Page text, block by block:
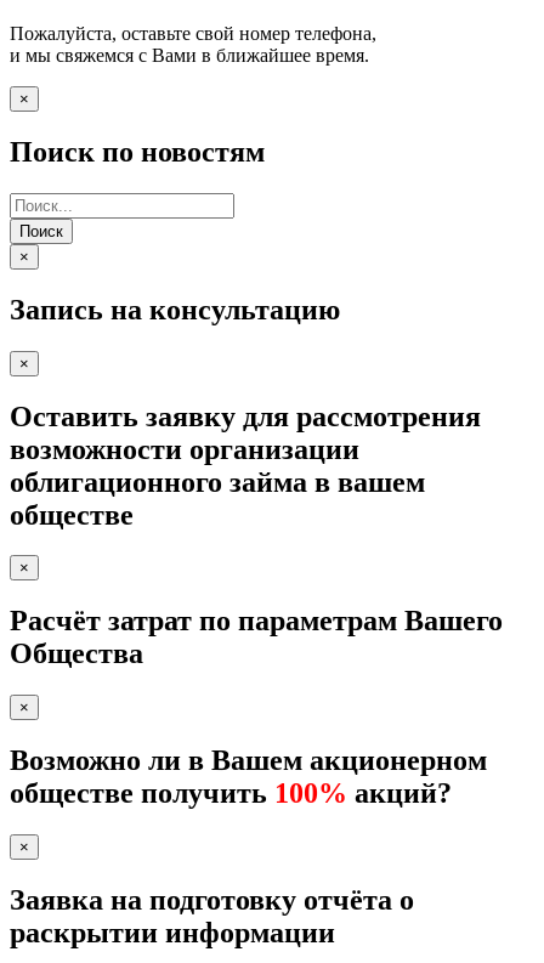
Пожалуйста, оставьте свой номер телефона,
и мы свяжемся с Вами в ближайшее время.
×
Поиск по новостям
Поиск
×
Запись на консультацию
×
Оставить заявку для рассмотрения
возможности организации
облигационного займа в вашем
обществе
×
Расчёт затрат по параметрам Вашего
Общества
×
Возможно ли в Вашем акционерном
обществе получить 100% акций?
×
Заявка на подготовку отчёта о
раскрытии информации